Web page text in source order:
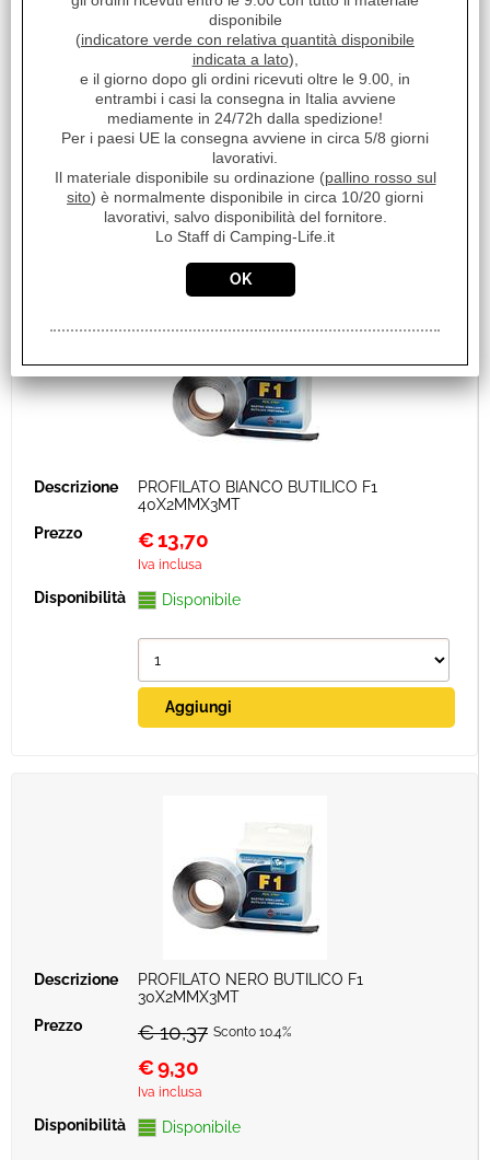
€ 123,60 Sconto 17.6%
€101,90
Iva inclusa
Disponibile
PROFILATO BIANCO BUTILICO F1
40X2MMX3MT
€13,70
Iva inclusa
Disponibile
PROFILATO NERO BUTILICO F1
30X2MMX3MT
€ 10,37 Sconto 10.4%
€9,30
Iva inclusa
Disponibile
disponibile
(indicatore verde con relativa quantità disponibile
indicata a lato),
e il giorno dopo gli ordini ricevuti oltre le 9.00, in
entrambi i casi la consegna in Italia avviene
mediamente in 24/72h dalla spedizione!
Per i paesi UE la consegna avviene in circa 5/8 giorni
lavorativi.
Il materiale disponibile su ordinazione (pallino rosso sul
sito) è normalmente disponibile in circa 10/20 giorni
lavorativi, salvo disponibilità del fornitore.
Lo Staff di Camping-Life.it